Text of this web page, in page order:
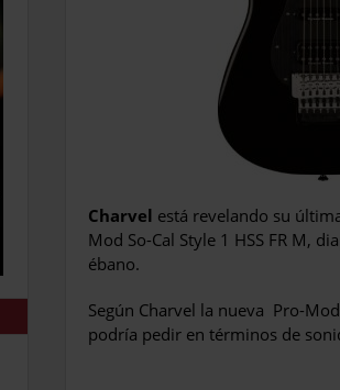
Charvel está revelando su
Mod So-Cal Style 1 HSS FR M,
ébano.
Según Charvel la nueva Pro-
podría pedir en términos de